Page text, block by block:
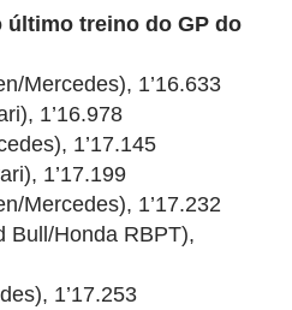
treino do GP do
Mercedes), 1’16.633
1’16.978
1’17.145
1’17.199
Mercedes), 1’17.232
Bull/Honda RBPT),
1’17.253